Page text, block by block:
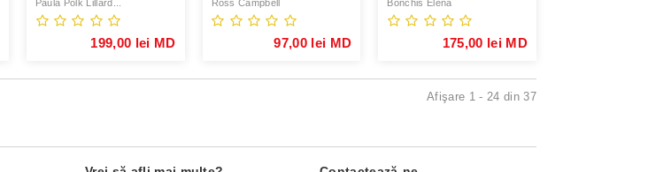
Paula Polk Lillard...
199,00 lei MD
Ross Campbell
97,00 lei MD
Bonchis Elena
175,00 lei MD
Afişare 1 - 24 din 37